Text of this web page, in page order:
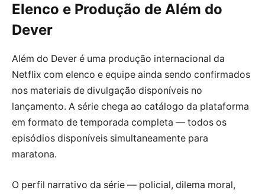
Elenco e Produção de Além do
Dever
Além do Dever é uma produção internacional da
Netflix com elenco e equipe ainda sendo confirmados
nos materiais de divulgação disponíveis no
lançamento. A série chega ao catálogo da plataforma
em formato de temporada completa — todos os
episódios disponíveis simultaneamente para
maratona.
O perfil narrativo da série — policial, dilema moral,